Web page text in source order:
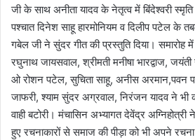
जी के साथ अनीता यादव के नेतृत्व में बिंदेश्वरी
पश्चात दिनेश साहू हारमोनियम व दिलीप पटेल के
गबेल जी ने सुंदर गीत की प्रस्तुति दिया। समारोह
रघुनाथ जायसवाल, श्रीमती मनीषा भारद्वाज,
ओ रोशन पटेल, सुचिता साहू, अनीस अरमान,पवन
जाफरी, श्याम सुंदर अग्रवाल, निरंजन यादव ने भी
वाही बटोरी। मंचासिन अभ्यागत देवेंद्र
हुए रचनाकारों से समाज की पीड़ा को भी अपने